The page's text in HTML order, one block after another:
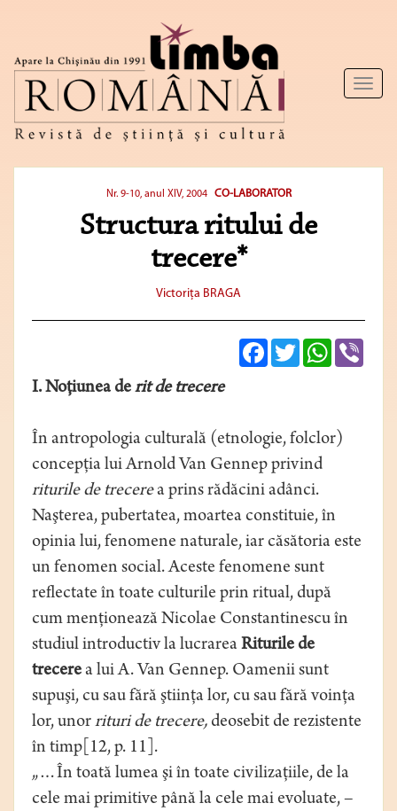
Toggle
Nr. 9-10, anul XIV, 2004 CO-LABORATOR
Structura ritului de
trecere*
Victoriţa BRAGA
FacebookTwitterWhatsApp
I. Noţiunea derit de trecere
În antropologia culturală (etnologie, folclor)
concepţia lui Arnold Van Gennep privind
riturile de trecerea prins rădăcini adânci.
Naşterea, pubertatea, moartea constituie, în
opinia lui, fenomene naturale, iar căsătoria este
un fenomen social. Aceste fenomene sunt
reflectate în toate culturile prin ritual, după
cum menţionează Nicolae Constantinescu în
studiul introductiv la lucrarea Riturile de
trecerea lui A. Van Gennep. Oamenii sunt
supuşi, cu sau fără ştiinţa lor, cu sau fără voinţa
lor, unorrituri de trecere, deosebit de rezistente
în timp[12, p. 11].
„…În toată lumea şi în toate civilizaţiile, de la
cele mai primitive până la cele mai evoluate, –